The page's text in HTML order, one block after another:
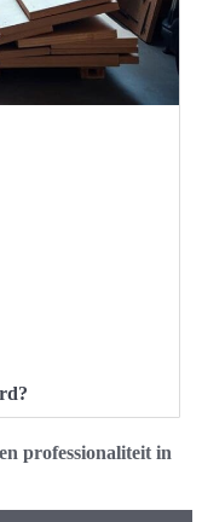
professionaliteit in